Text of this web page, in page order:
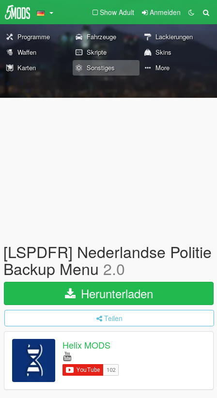
Show Adult Anmelden
Programme Fahrzeuge
Lackierungen
Waffen
Skripte
Skins
Karten
Sonstiges More
[LSPDFR] Nederlandse Politie
Backup Menu 2.0
Herunterladen
Teilen
Helix MODS